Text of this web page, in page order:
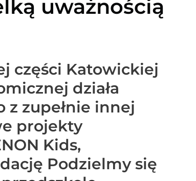
uważnością
części Katowickiej
działa
z zupełnie innej
projekty
Kids,
Podzielmy się